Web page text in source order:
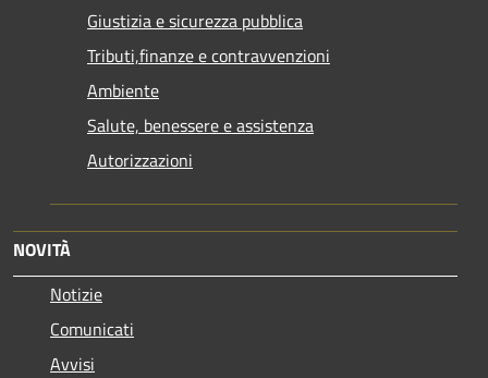
Giustizia e sicurezza pubblica
Tributi,finanze e contravvenzioni
Ambiente
Salute, benessere e assistenza
Autorizzazioni
NOVITÀ
Notizie
Comunicati
Avvisi